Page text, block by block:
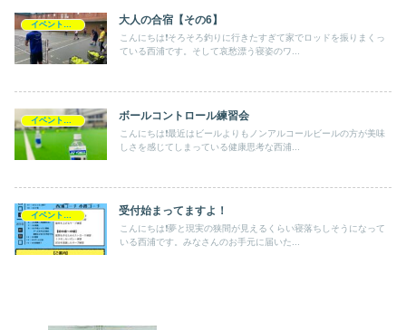
イベントレッスン会 大人の合宿【その6】
こんにちは❗️そろそろ釣りに行きたすぎて家でロッドを振りまくっ
ている西浦です。そして哀愁漂う寝姿のワ...
ボールコントロール練習会
こんにちは❗️最近はビールよりもノンアルコールビールの方が美味
しさを感じてしまっている健康思考な西浦...
イベントレッスン会 受付始まってますよ！
こんにちは❗️夢と現実の狭間が見えるくらい寝落ちしそうになって
いる西浦です。みなさんのお手元に届いた...